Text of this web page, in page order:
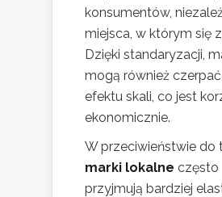
konsumentów,
miejsca, w którym się
Dzięki standaryzacji,
mogą również
efektu skali, co jest
ekonomicznie.
W przeciwieństwie do
marki lokalne często
przyjmują bardziej